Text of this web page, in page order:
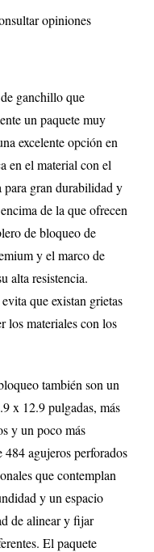
opiniones
ganchillo que
un paquete muy
excelente opción en
en el material con el
para gran durabilidad y
de la que ofrecen
de bloqueo de
y el marco de
alta resistencia.
que existan grietas
los materiales con los
también son un
x 12.9 pulgadas, más
y un poco más
agujeros perforados
que contemplan
y un espacio
de alinear y fijar
El paquete